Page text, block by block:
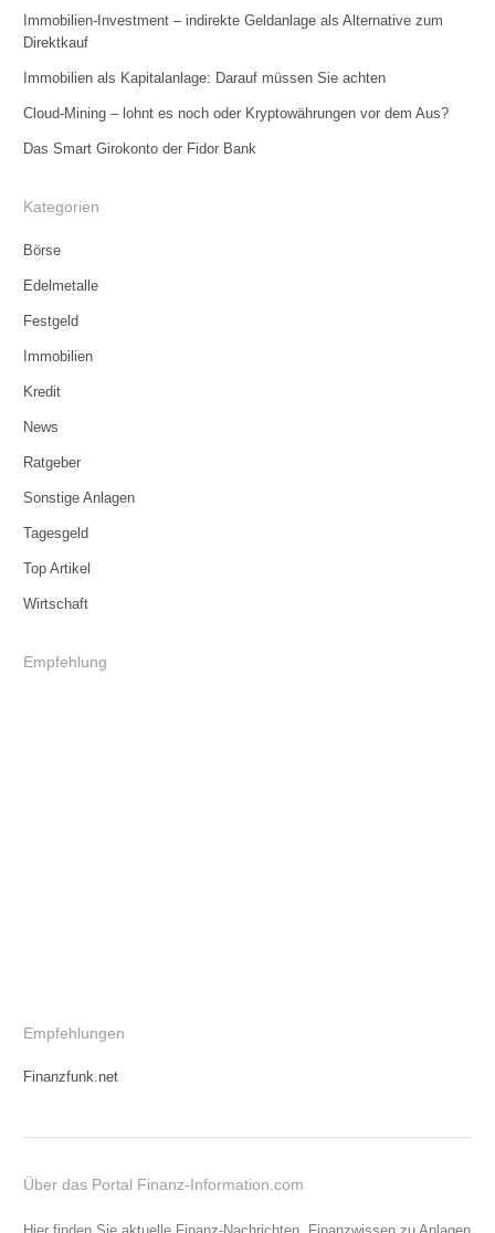
Immobilien-Investment – indirekte Geldanlage als Alternative zum
Direktkauf
Immobilien als Kapitalanlage: Darauf müssen Sie achten
Cloud-Mining – lohnt es noch oder Kryptowährungen vor dem Aus?
Das Smart Girokonto der Fidor Bank
Kategorien
Börse
Edelmetalle
Festgeld
Immobilien
Kredit
News
Ratgeber
Sonstige Anlagen
Tagesgeld
Top Artikel
Wirtschaft
Empfehlung
Empfehlungen
Finanzfunk.net
Über das Portal Finanz-Information.com